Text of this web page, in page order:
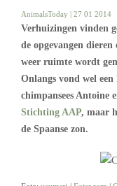
AnimalsToday | 27 01 2014
Verhuizingen vinden
de opgevangen
weer ruimte wordt
Onlangs vond wel
chimpansees Antoine
Stichting AAP, maar
de Spaanse zon.